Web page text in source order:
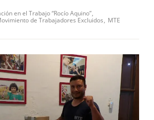
en el Trabajo “Rocío Aquino”
de Trabajadores Excluidos MTE